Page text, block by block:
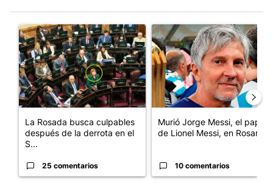
Un artículo de tendencia con el título "La Rosada busca
La Rosada busca culpables
después de la derrota en el
S...
25 comentarios
Un artículo de tendencia con
Murió Jorge Messi, el papá
de Lionel Messi, en Rosario
10 comentarios